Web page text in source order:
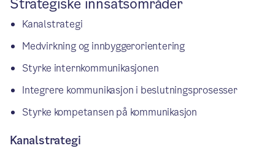
Strategiske innsatsområder
Kanalstrategi
Medvirkning og innbyggerorientering
Styrke internkommunikasjonen
Integrere kommunikasjon i beslutningsprosesser
Styrke kompetansen på kommunikasjon
Kanalstrategi